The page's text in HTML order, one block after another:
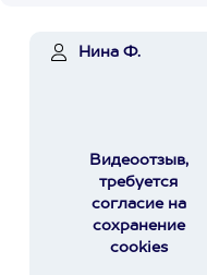
Нина Ф.
Видеоотзыв,
требуется
согласие на
сохранение
cookies